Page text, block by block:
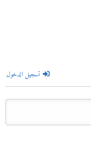
تسجيل الدخول